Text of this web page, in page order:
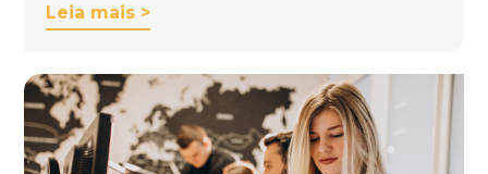
Leia mais >